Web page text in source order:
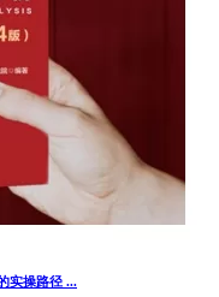
实操路径 ...